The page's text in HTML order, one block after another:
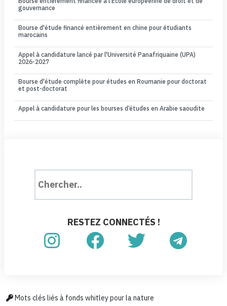
gouvernance
Bourse d'étude financé entièrement en chine pour étudiants
marocains
Appel à candidature lancé par l'Université Panafriquaine (UPA)
2026-2027
Bourse d'étude complète pour études en Roumanie pour doctorat
et post-doctorat
Appel à candidature pour les bourses d’études en Arabie saoudite
RESTEZ CONNECTÉS !
Mots clés liés à fonds whitley pour la nature